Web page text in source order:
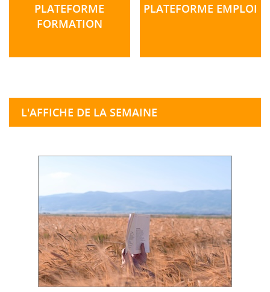
PLATEFORME
FORMATION
PLATEFORME EMPLOI
L'AFFICHE DE LA SEMAINE